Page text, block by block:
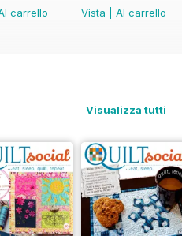
carrello
Vista
Al carrello
Visualizza tutti